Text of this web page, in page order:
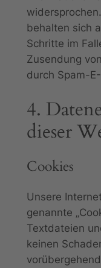
behalten sich
Schritte im
Zusendung
durch Spam-
4.
dieser
Cookies
Unsere
genannte
Textdateien
keinen